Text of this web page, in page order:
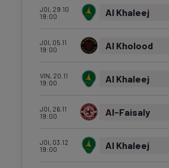
JOI, 29.10
19:00
Al Khaleej
JOI, 05.11
19:00
Al Kholood
VIN, 20.11
19:00
Al Khaleej
JOI, 26.11
19:00
Al-Faisaly
JOI, 03.12
19:00
Al Khaleej